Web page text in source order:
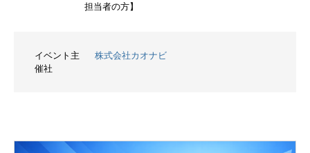
担当者の方】
イベント主
催社
株式会社カオナビ